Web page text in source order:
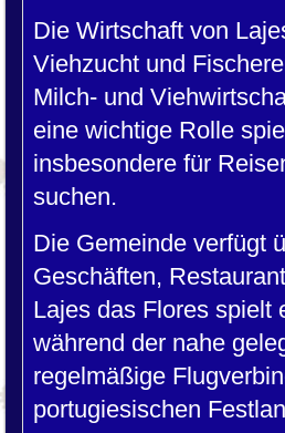
Die Wirtschaft von
Viehzucht und
Milch- und
eine wichtige Rolle
insbesondere für
suchen.
Die Gemeinde verfügt
Geschäften,
Lajes das Flores spielt
während der nahe
regelmäßige
portugiesischen